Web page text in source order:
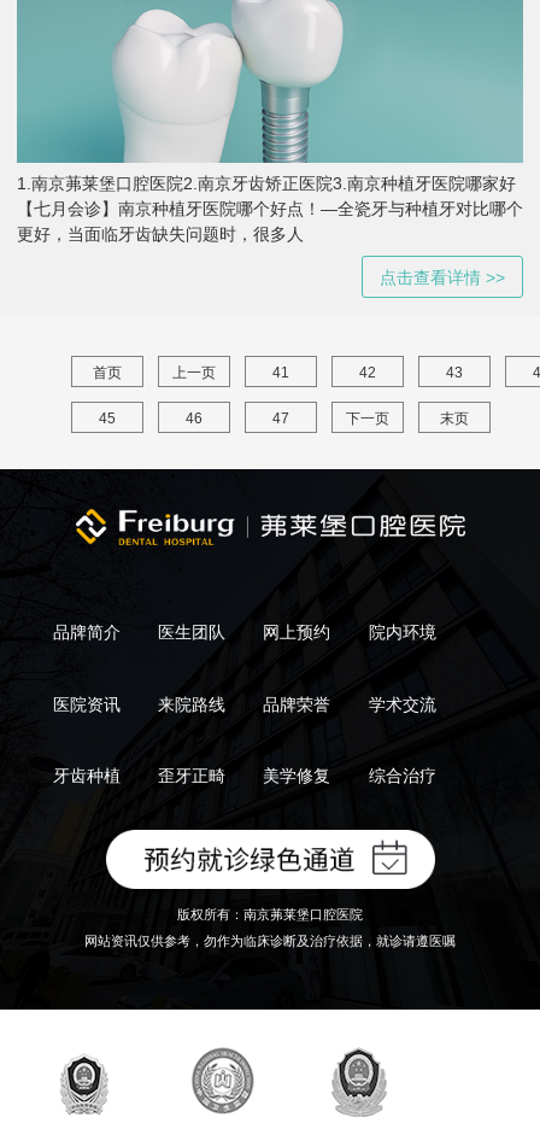
1.南京茀莱堡口腔医院2.南京牙齿矫正医院3.南京种植牙医院哪家好
【七月会诊】南京种植牙医院哪个好点！—全瓷牙与种植牙对比哪个
更好，当面临牙齿缺失问题时，很多人
点击查看详情 >>
首页 上一页 41 42 43
45 46 47 下一页 末页
品牌简介 医生团队 网上预约 院内环境
医院资讯 来院路线 品牌荣誉 学术交流
牙齿种植 歪牙正畸 美学修复 综合治疗
版权所有：南京茀莱堡口腔医院
网站资讯仅供参考，勿作为临床诊断及治疗依据，就诊请遵医嘱